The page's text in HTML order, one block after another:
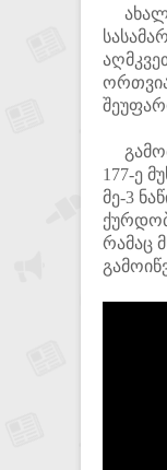
177-ე
მე-3
რამაც